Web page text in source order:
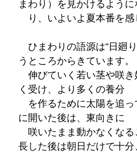
まわり）を見かけるように
り、いよいよ夏本番を
ひまわりの語源は“日廻
うところからきています。
伸びていく若い茎や咲
く受け、より多くの養分
を作るために太陽を追
に開いた後は、東向きに
咲いたまま動かなくな
長した後は朝日だけで十分